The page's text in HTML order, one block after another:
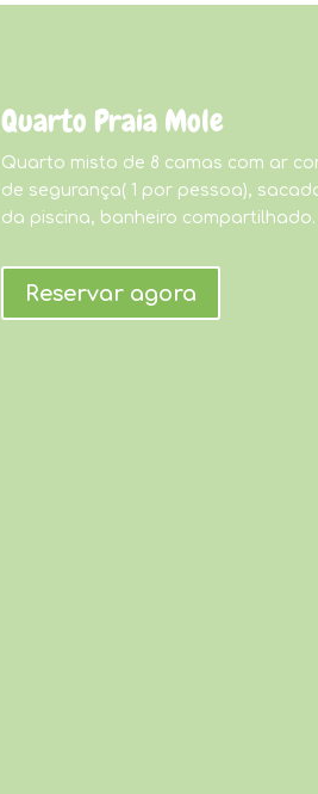
Quarto Praia Mole
Quarto misto de 8 camas com ar
de segurança( 1 por pessoa),
da piscina, banheiro compartilhado.
Reservar agora